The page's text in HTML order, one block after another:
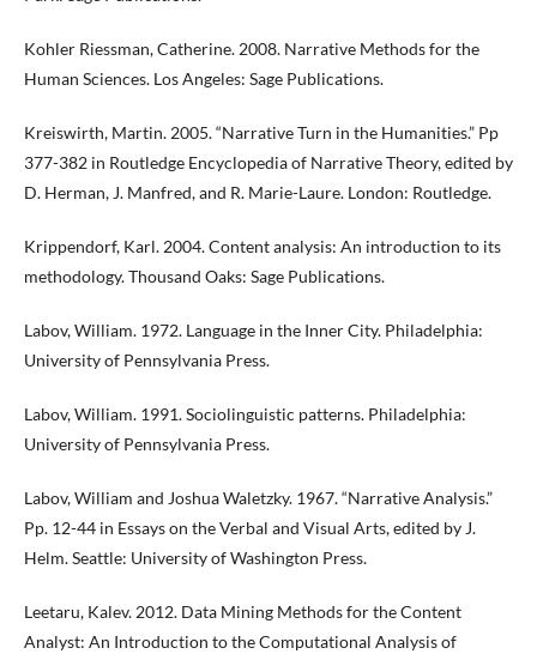
Kohler Riessman, Catherine. 2008. Narrative Methods for the
Human Sciences. Los Angeles: Sage Publications.
Kreiswirth, Martin. 2005. “Narrative Turn in the Humanities.” Pp
377-382 in Routledge Encyclopedia of Narrative Theory, edited by
D. Herman, J. Manfred, and R. Marie-Laure. London: Routledge.
Krippendorf, Karl. 2004. Content analysis: An introduction to its
methodology. Thousand Oaks: Sage Publications.
Labov, William. 1972. Language in the Inner City. Philadelphia:
University of Pennsylvania Press.
Labov, William. 1991. Sociolinguistic patterns. Philadelphia:
University of Pennsylvania Press.
Labov, William and Joshua Waletzky. 1967. “Narrative Analysis.”
Pp. 12-44 in Essays on the Verbal and Visual Arts, edited by J.
Helm. Seattle: University of Washington Press.
Leetaru, Kalev. 2012. Data Mining Methods for the Content
Analyst: An Introduction to the Computational Analysis of